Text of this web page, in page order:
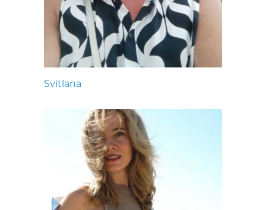
Svitlana